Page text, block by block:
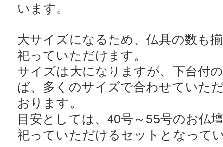
います。
大サイズになるため、仏具の数も
祀っていただけます。
サイズは大になりますが、下台付
ば、多くのサイズで合わせていた
おります。
目安としては、40号～55号のお仏
祀っていただけるセットとなって